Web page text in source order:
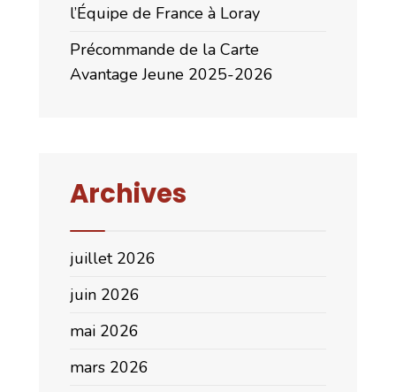
l’Équipe de France à Loray
Précommande de la Carte
Avantage Jeune 2025-2026
Archives
juillet 2026
juin 2026
mai 2026
mars 2026